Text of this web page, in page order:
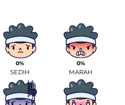
0%
SEDIH
0%
MARAH